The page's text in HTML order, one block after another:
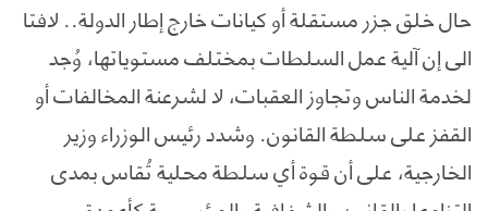
حال خلق جزر مستقلة أو كيانات خارج إطار الدولة.. لافتا
الى إن آلية عمل السلطات بمختلف مستوياتها، وُجد
لخدمة الناس وتجاوز العقبات، لا لشرعنة المخالفات أو
القفز على سلطة القانون. وشدد رئيس الوزراء وزير
الخارجية، على أن قوة أي سلطة محلية تُقاس بمدى